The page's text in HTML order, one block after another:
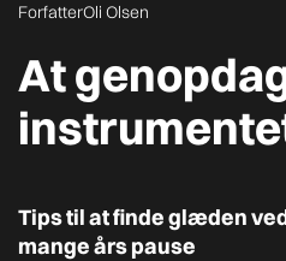
ForfatterOli Olsen
At
Tips til at finde glæden
mange års pause